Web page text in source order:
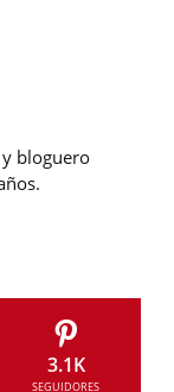
bloguero
3.1K
SEGUIDORES